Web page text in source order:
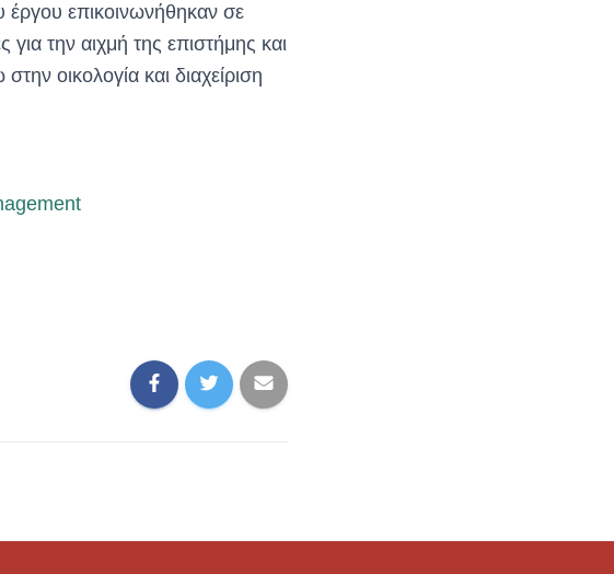
έργου επικοινωνήθηκαν σε
την αιχμή της επιστήμης και
οικολογία και διαχείριση